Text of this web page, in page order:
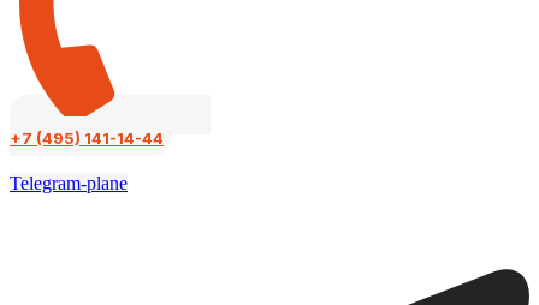
+7 (495) 141-14-44
Telegram-plane